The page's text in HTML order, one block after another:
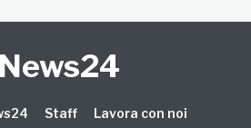
Staff Lavora con noi